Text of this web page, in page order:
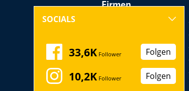
Firmen
Messen, Seminare,
Kongresse
Startup
SOCIALS
33,6K Follower Folgen
10,2K Follower Folgen